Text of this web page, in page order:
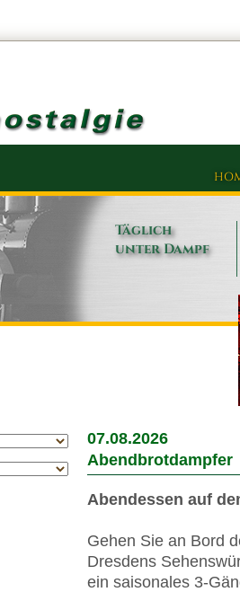
Täglich
unter Dampf
07.08.2026
Abendbrotdampfer
Abendessen auf
Gehen Sie an Bord
Dresdens
ein saisonales 3-